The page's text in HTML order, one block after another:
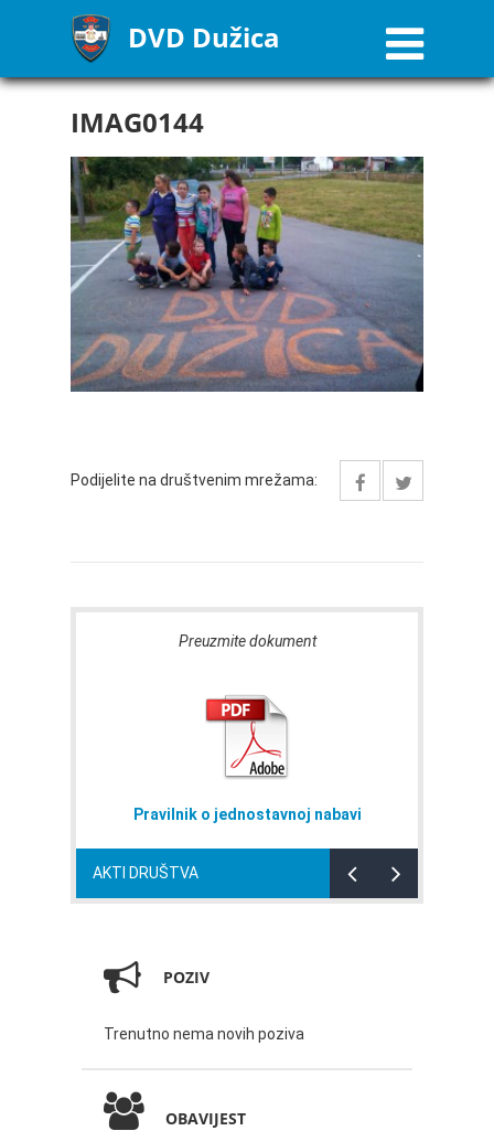
DVD Dužica
IMAG0144
Podijelite na društvenim mrežama:
AKTI DRUŠTVA
Preuzmite dokument
Pravilnik o jednostavnoj nabavi
POZIV
Trenutno nema novih poziva
OBAVIJEST